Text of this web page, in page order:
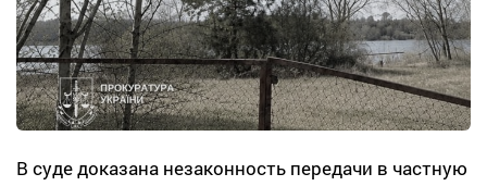
В суде доказана незаконность передачи в частную